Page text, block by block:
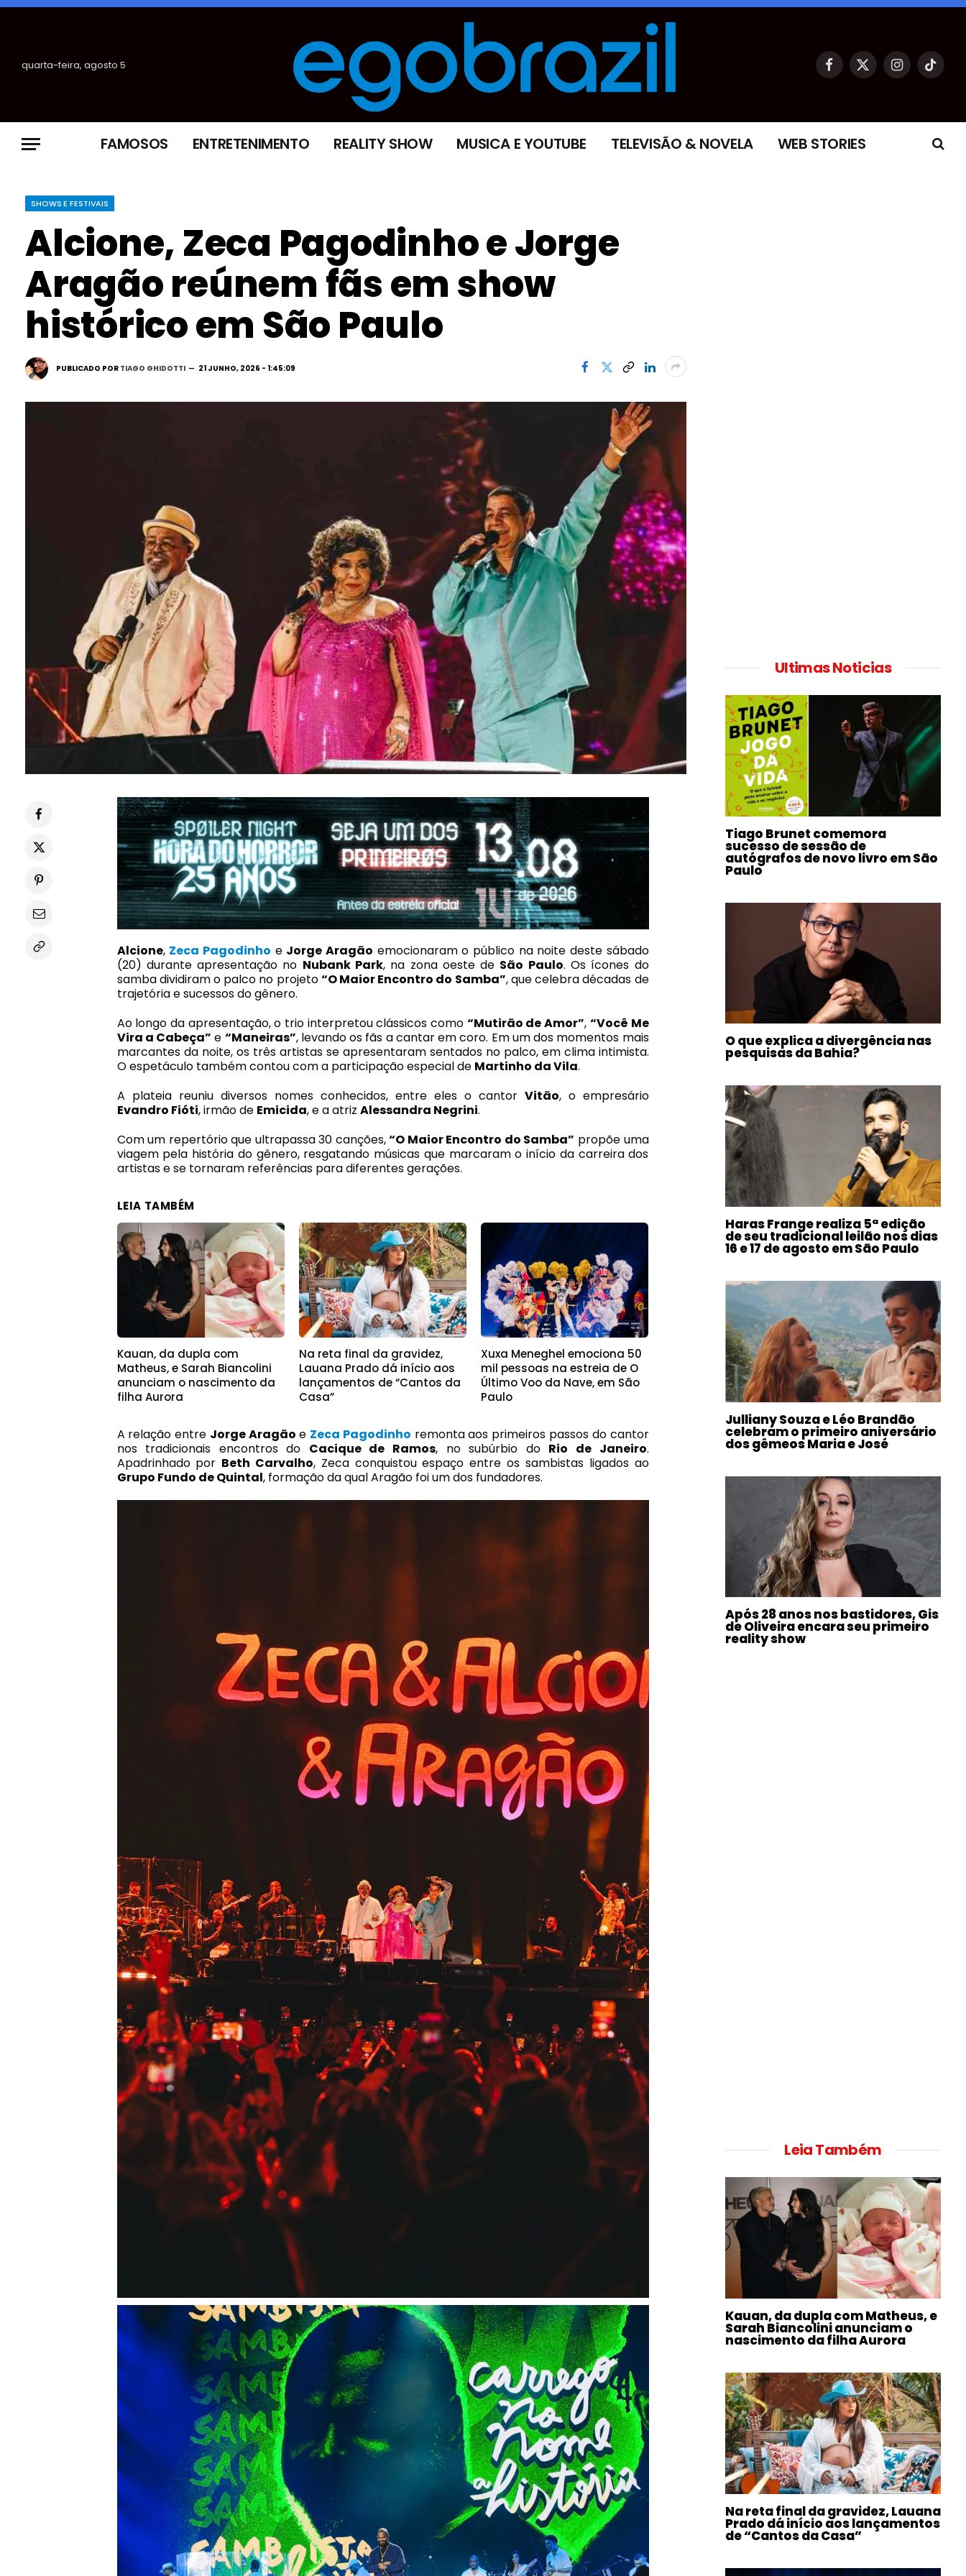
quarta-feira, agosto 5 Facebook
X
Instagram
TikTok
FAMOSOS ENTRETENIMENTO REALITY SHOW MUSICA E YOUTUBE TELEVISÃO & NOVELA WEB STORIES
SHOWS E FESTIVAIS
Alcione, Zeca Pagodinho e Jorge
Aragão reúnem fãs em show
histórico em São Paulo
PUBLICADO POR TIAGO GHIDOTTI 21 JUNHO, 2026 - 1:45:09
Alcione, Zeca Pagodinho e Jorge Aragão emocionaram o público na noite deste sábado
(20) durante apresentação no Nubank Park, na zona oeste de São Paulo. Os ícones do
samba dividiram o palco no projeto“O Maior Encontro do Samba”, que celebra décadas de
trajetória e sucessos do gênero.
Ao longo da apresentação, o trio interpretou clássicos como “Mutirão de Amor”, “Você Me
Vira a Cabeça” e “Maneiras”, levando os fãs a cantar em coro. Em um dos momentos mais
marcantes da noite, os três artistas se apresentaram sentados no palco, em clima intimista.
O espetáculo também contou com a participação especial de Martinho da Vila.
A plateia reuniu diversos nomes conhecidos, entre eles o cantor Vitão, o empresário
Evandro Fióti, irmão de Emicida, e a atriz Alessandra Negrini.
Com um repertório que ultrapassa 30 canções,“O Maior Encontro do Samba” propõe uma
viagem pela história do gênero, resgatando músicas que marcaram o início da carreira dos
artistas e se tornaram referências para diferentes gerações.
LEIA TAMBÉM
Kauan, da dupla com
Matheus, e Sarah Biancolini
anunciam o nascimento da
filha Aurora
Na reta final da gravidez,
Lauana Prado dá início aos
lançamentos de “Cantos da
Casa”
Xuxa Meneghel emociona 50
mil pessoas na estreia de O
Último Voo da Nave, em São
Paulo
A relação entre Jorge Aragão e Zeca Pagodinho remonta aos primeiros passos do cantor
nos tradicionais encontros do Cacique de Ramos, no subúrbio do Rio de Janeiro.
Apadrinhado por Beth Carvalho, Zeca conquistou espaço entre os sambistas ligados ao
Grupo Fundo de Quintal, formação da qual Aragão foi um dos fundadores.
Ultimas Noticias
Tiago Brunet comemora
sucesso de sessão de
autógrafos de novo livro em São
Paulo
O que explica a divergência nas
pesquisas da Bahia?
Haras Frange realiza 5ª edição
de seu tradicional leilão nos dias
16 e 17 de agosto em São Paulo
Julliany Souza e Léo Brandão
celebram o primeiro aniversário
dos gêmeos Maria e José
Após 28 anos nos bastidores, Gis
de Oliveira encara seu primeiro
reality show
Leia Também
Kauan, da dupla com Matheus, e
Sarah Biancolini anunciam o
nascimento da filha Aurora
Na reta final da gravidez, Lauana
Prado dá início aos lançamentos
de “Cantos da Casa”